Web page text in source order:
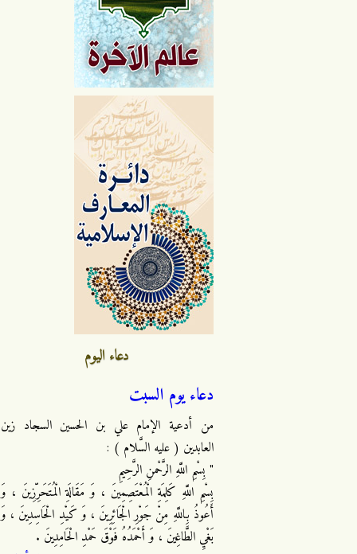
دعاء اليوم
دعاء يوم السبت
من أدعية الإمام علي بن الحسين السجاد زين
العابدين ( عليه السَّلام ) :
" بِسْمِ اللَّهِ الرَّحْمنِ الرَّحِيمِ
بِسْمِ اللَّهِ كَلِمَةِ الْمُعْتَصِمِينَ ، وَ مَقَالَةِ الْمُتَحَرِّزِينَ ، وَ
أَعُوذُ بِاللَّهِ مِنْ جَوْرِ الْجَائِرِينَ ، وَ كَيْدِ الْحَاسِدِينَ ، وَ
بَغْيِ الطَّاغِينَ ، وَ أَحْمَدُهُ فَوْقَ حَمْدِ الْحَامِدِينَ .